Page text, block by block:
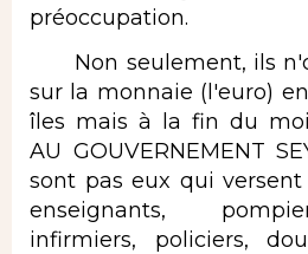
préoccupation.
Non seulement, ils
sur la monnaie (l'euro)
îles mais à la fin du
AU GOUVERNEMENT
sont pas eux qui
enseignants,
infirmiers, policiers,